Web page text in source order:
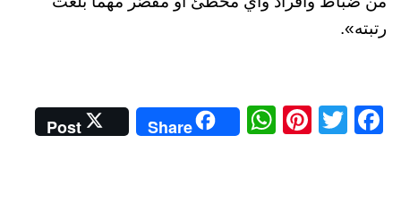
رتبته».
Fa
T
Pi
W
ha
Share
Post